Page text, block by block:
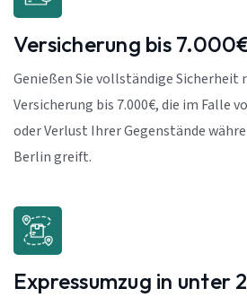
Versicherung bis
Genießen Sie vollständige Sicherheit
Versicherung bis 7.000€, die im Falle
oder Verlust Ihrer Gegenstände
Berlin greift.
Expressumzug in unter